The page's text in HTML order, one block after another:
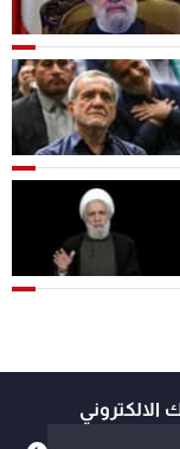
الالكتروني